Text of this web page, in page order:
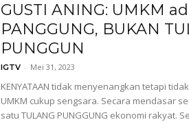
GUSTI ANING: UMKM
PANGGUNG, BUKAN
PUNGGUN
IGTV - Mei 31, 2023
KENYATAAN tidak menyenangkan tetapi
UMKM cukup sengsara. Secara mendasar
satu TULANG PUNGGUNG ekonomi rakyat.